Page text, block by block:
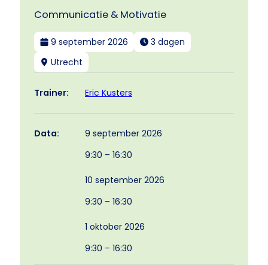
Communicatie & Motivatie
9 september 2026
3 dagen
Utrecht
Trainer: Eric Kusters
Data:
9 september 2026
9:30 – 16:30
10 september 2026
9:30 – 16:30
1 oktober 2026
9:30 – 16:30